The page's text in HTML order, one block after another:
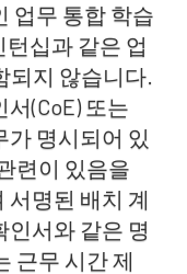
업무 통합 학습
턴십과 같은 업
되지 않습니다.
(CoE) 또는
가 명시되어 있
련이 있음을
서명된 배치 계
인서와 같은 명
근무 시간 제